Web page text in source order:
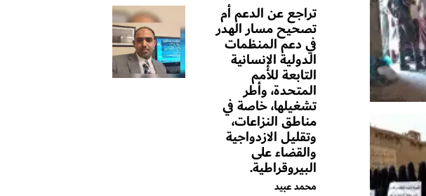
تراجع عن الدعم أم
تصحيح مسار الهدر
في دعم المنظمات
الدولية الإنسانية
التابعة للأمم
المتحدة، وأطر
تشغيلها، خاصة في
مناطق النزاعات،
وتقليل الازدواجية
والقضاء على
البيروقراطية.
محمد عبيد